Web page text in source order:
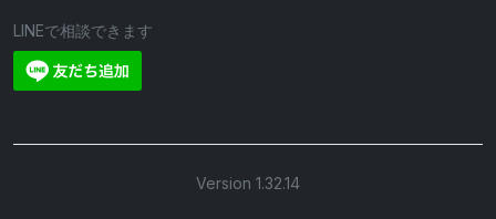
LINEで相談できます
Version 1.32.14